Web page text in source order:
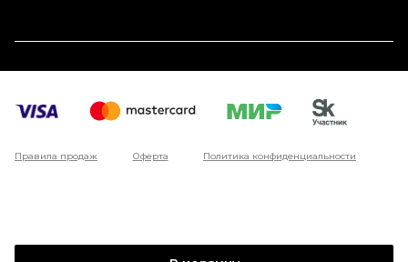
Правила продаж Оферта Политика конфиденциальности